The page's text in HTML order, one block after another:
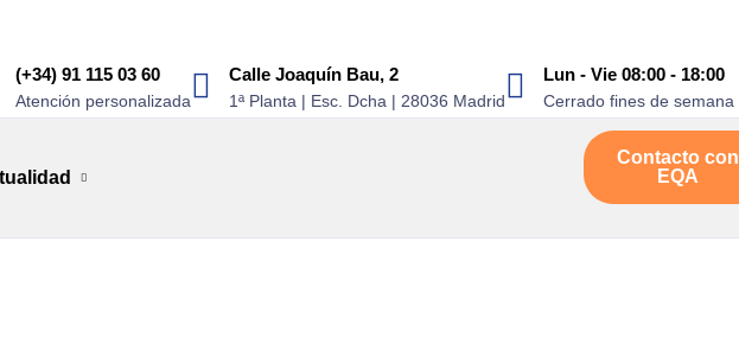
(+34) 91 115 03 60
Atención personalizada
Calle Joaquín Bau, 2
1ª Planta | Esc. Dcha | 28036 Madrid
Lun - Vie 08:00 - 18:00
Cerrado fines de semana
Contacto con
EQA